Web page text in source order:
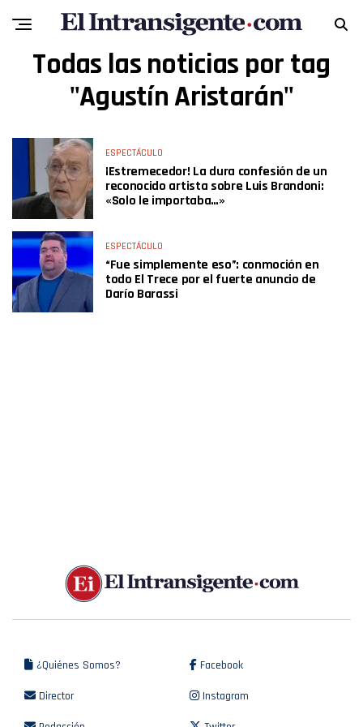
Todas las noticias por tag
"Agustín Aristarán"
ESPECTÁCULO
¡Estremecedor! La dura confesión de un
reconocido artista sobre Luis Brandoni:
«Solo le importaba…»
ESPECTÁCULO
“Fue simplemente eso”: conmoción en
todo El Trece por el fuerte anuncio de
Darío Barassi
¿Quiénes Somos?
Director
Facebook
Instagram